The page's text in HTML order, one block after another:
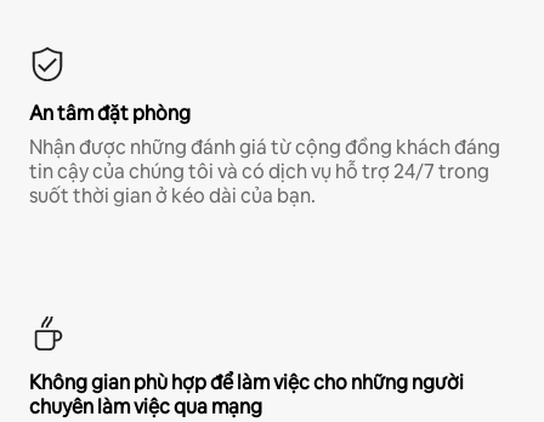
An tâm đặt phòng
Nhận được những đánh giá từ cộng đồng khách đáng
tin cậy của chúng tôi và có dịch vụ hỗ trợ 24/7 trong
suốt thời gian ở kéo dài của bạn.
Không gian phù hợp để làm việc cho những người
chuyên làm việc qua mạng